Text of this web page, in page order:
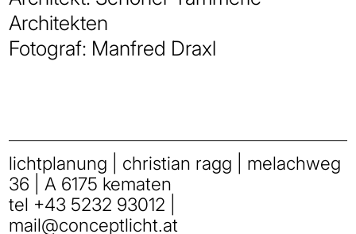
Architekten
Fotograf: Manfred Draxl
lichtplanung | christian ragg | melachweg
36 | A 6175 kematen
tel +43 5232 93012
mail@conceptlicht.at